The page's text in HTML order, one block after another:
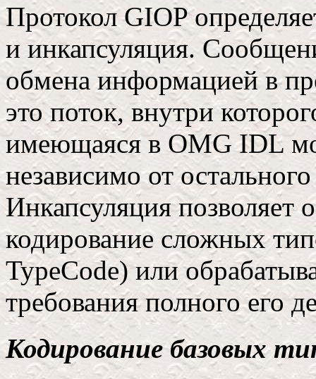
Протокол GIOP
и инкапсуляция.
обмена информацией в
это поток, внутри
имеющаяся в OMG IDL
независимо от
Инкапсуляция позволяет
кодирование сложных
TypeCode) или
требования полного его
Кодирование базовых